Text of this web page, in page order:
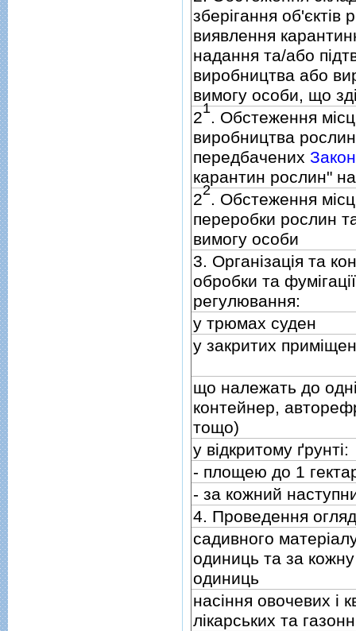
зберiгання об'єктiв
виявлення
надання та/або
виробництва або
вимогу особи, що
21. Обстеження
виробництва
передбачених
карантин рослин"
22. Обстеження
переробки рослин
вимогу особи
3. Органiзацiя та
обробки та
регулювання:
у трюмах суден
у закритих
що належать до
контейнер,
тощо)
у вiдкритому ґрунтi:
- площею до 1
- за кожний
4. Проведення
садивного
одиниць та за
одиниць
насiння овочевих i
лiкарських та